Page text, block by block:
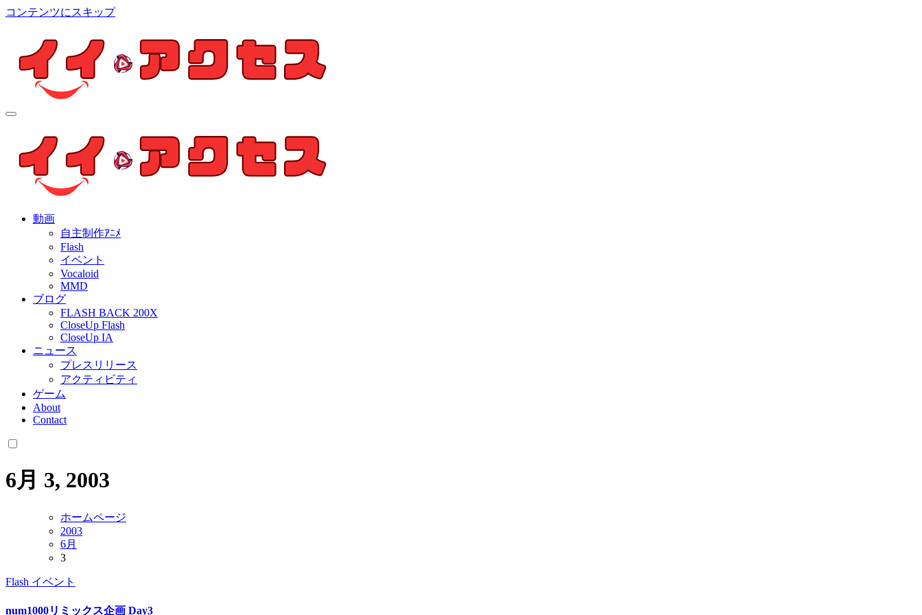
コンテンツにスキップ
個人制作アニメを中心とした動画紹介ブログ
動画
自主制作ｱﾆﾒ
Flash
イベント
Vocaloid
MMD
ブログ
FLASH BACK 200X
CloseUp Flash
CloseUp IA
ニュース
プレスリリース
アクティビティ
ゲーム
About
Contact
6月 3, 2003
ホームページ
2003
6月
3
Flash イベント
num1000リミックス企画 Day3